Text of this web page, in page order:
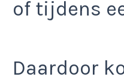
of tijdens
Daardoor